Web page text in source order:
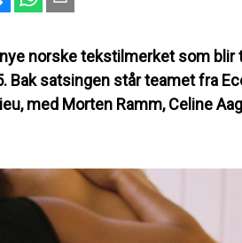
norske tekstilmerket som blir
Bak satsingen står teamet fra
med Morten Ramm, Celine